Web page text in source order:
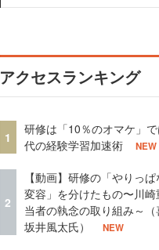
アクセスランキング
1
研修は「10％のオマケ」
代の経験学習加速術
NEW
2
【動画】研修の「やりっ
変容」を分けたもの〜川
当者の執念の取り組み～（
坂井風太氏）
NEW